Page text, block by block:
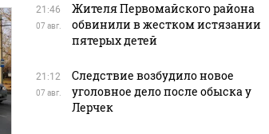
21:46
07 авг.
Жителя Первомайского района
обвинили в жестком истязании
пятерых детей
21:12
07 авг.
Следствие возбудило новое
уголовное дело после обыска у
Лерчек